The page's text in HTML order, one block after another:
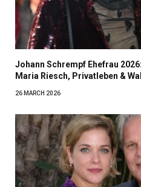
Johann Schrempf Ehefrau
Maria Riesch, Privatleben &
26 MARCH 2026